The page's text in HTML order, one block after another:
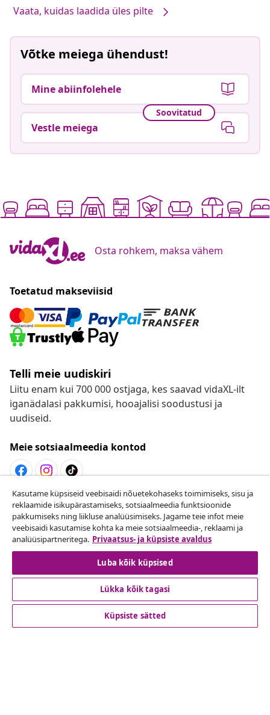
Vaata, kuidas laadida üles pilte
Võtke meiega ühendust!
Mine abiinfolehele
Soovitatud
Vestle meiega
Osta rohkem, maksa vähem
Toetatud makseviisid
Telli meie uudiskiri
Liitu enam kui 700 000 ostjaga, kes saavad vidaXL-ilt
iganädalasi pakkumisi, hooajalisi soodustusi ja
uudiseid.
Meie sotsiaalmeedia kontod
Lepingust taganemine
Esita oma tellimuse kohta tagastamissoov.
Lepingust taganemine
Klienditeenindus
Kasutame küpsiseid veebisaidi nõuetekohaseks toimimiseks, sisu ja
reklaamide isikupärastamiseks, sotsiaalmeedia funktsioonide
pakkumiseks ning liikluse analüüsimiseks. Jagame teie infot meie
veebisaidi kasutamise kohta ka meie sotsiaalmeedia-, reklaami ja
analüüsipartneritega. Privaatsus- ja küpsiste avaldus
Luba kõik küpsised
Lükka kõik tagasi
Küpsiste sätted